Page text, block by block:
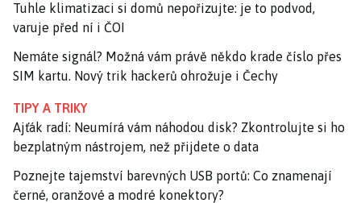
Tuhle klimatizaci si domů nepořizujte: je to podvod,
varuje před ní i ČOI
Nemáte signál? Možná vám právě někdo krade číslo přes
SIM kartu. Nový trik hackerů ohrožuje i Čechy
TIPY A TRIKY
Ajťák radí: Neumírá vám náhodou disk? Zkontrolujte si ho
bezplatným nástrojem, než přijdete o data
Poznejte tajemství barevných USB portů: Co znamenají
černé, oranžové a modré konektory?